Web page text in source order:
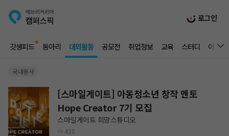
로그인
갓생피드 동아리 대외활동 공모전 취업정보 교육 스터디 이벤트
국내봉사
[스마일게이트] 아동청소년 창작 멘토
Hope Creator 7기 모집
스마일게이트 희망스튜디오
438